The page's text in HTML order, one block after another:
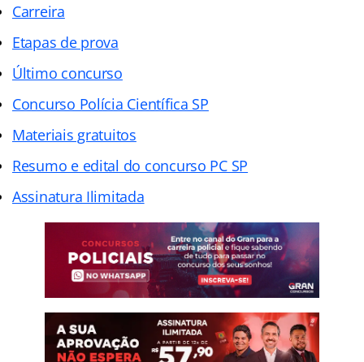
Carreira
Etapas de prova
Último concurso
Concurso Polícia Científica SP
Materiais gratuitos
Resumo e edital do concurso PC SP
Assinatura Ilimitada